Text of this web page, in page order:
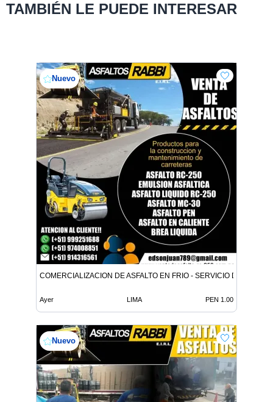
TAMBIÉN LE PUEDE INTERESAR
Nuevo
COMERCIALIZACION DE ASFALTO EN FRIO - SERVICIO DE
Ayer LIMA PEN 1.00
Nuevo